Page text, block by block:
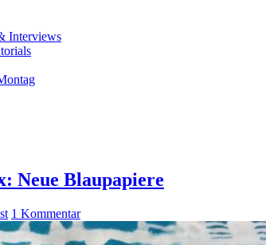
Interviews
Neue Blaupapiere
1 Kommentar